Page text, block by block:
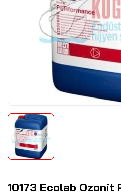
10173 Ecolab Ozonit